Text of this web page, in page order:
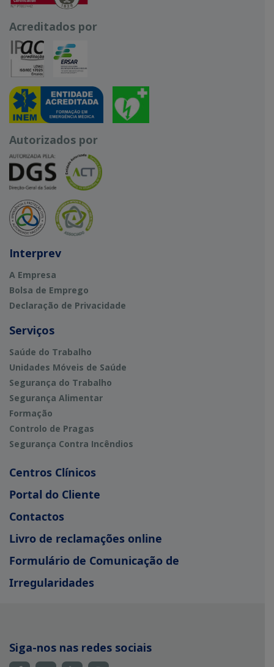
Acreditados por
Autorizados por
Interprev
A Empresa
Bolsa de Emprego
Declaração de Privacidade
Serviços
Saúde do Trabalho
Unidades Móveis de Saúde
Segurança do Trabalho
Segurança Alimentar
Formação
Controlo de Pragas
Segurança Contra Incêndios
Centros Clínicos
Portal do Cliente
Contactos
Livro de reclamações online
Formulário de Comunicação de
Irregularidades
Siga-nos nas redes sociais